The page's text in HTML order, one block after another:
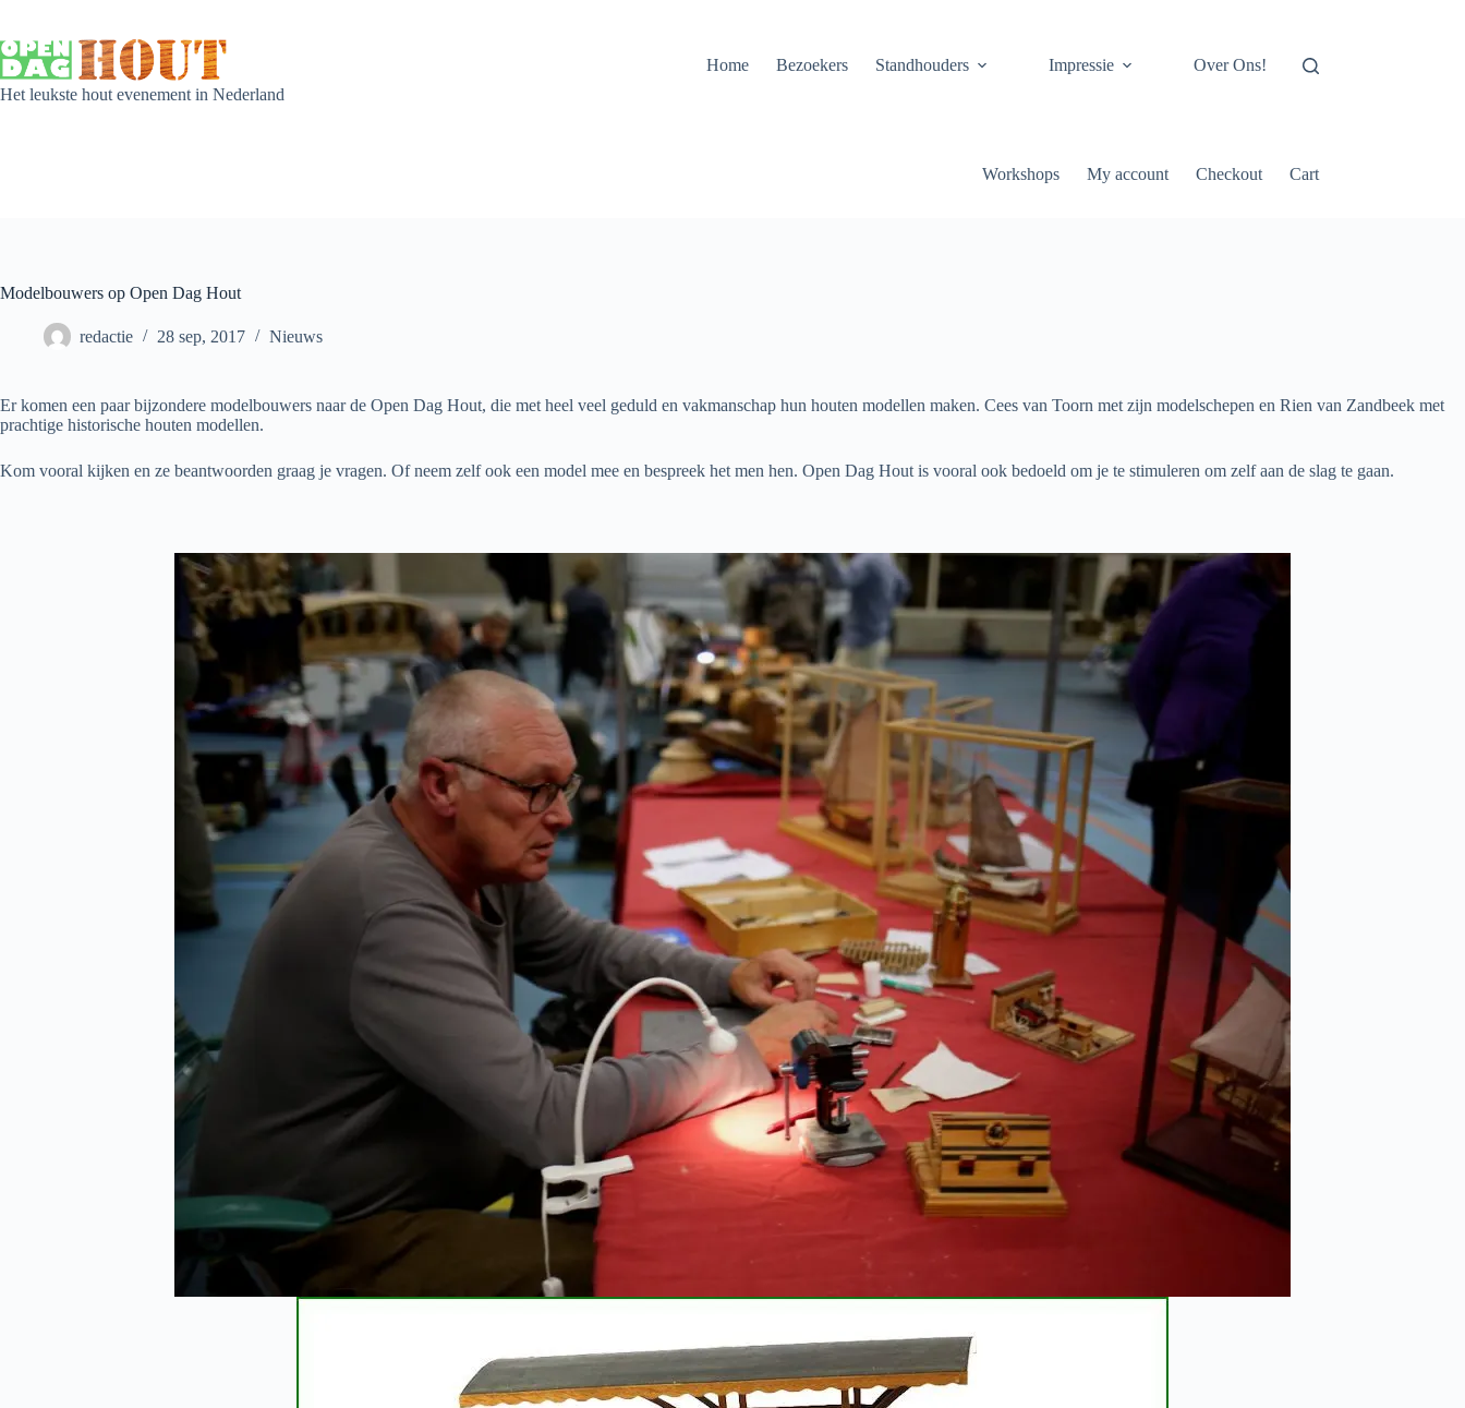
Het leukste hout evenement in Nederland
Home Bezoekers Standhouders Impressie Over Ons!
Workshops My account Checkout Cart
Modelbouwers op Open Dag Hout
redactie 28 sep, 2017 Nieuws
Er komen een paar bijzondere modelbouwers naar de Open Dag Hout, die met heel veel geduld en vakmanschap hun houten modellen maken. Cees van Toorn met zijn modelschepen en Rien van Zandbeek met
prachtige historische houten modellen.
Kom vooral kijken en ze beantwoorden graag je vragen. Of neem zelf ook een model mee en bespreek het men hen. Open Dag Hout is vooral ook bedoeld om je te stimuleren om zelf aan de slag te gaan.